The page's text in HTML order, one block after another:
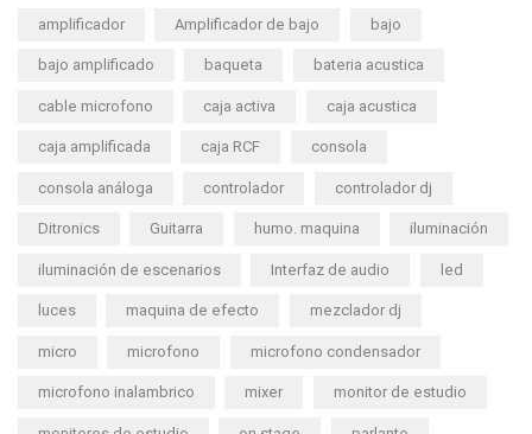
amplificador Amplificador de bajo bajo
bajo amplificado baqueta bateria acustica
cable microfono caja activa caja acustica
caja amplificada caja RCF consola
consola análoga controlador controlador dj
Ditronics Guitarra humo. maquina iluminación
iluminación de escenarios Interfaz de audio led
luces maquina de efecto mezclador dj
micro microfono microfono condensador
microfono inalambrico mixer monitor de estudio